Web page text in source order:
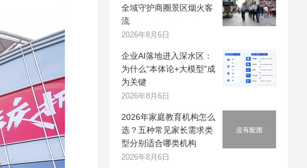
全域守护商圈景区烟火客
流
2026年8月6日
企业AI落地进入深水区：
为什么“本体论+大模型”成
为关键
2026年8月6日
2026年家庭教育机构怎么
选？五种常见家长需求类
型分别适合哪类机构
2026年8月6日